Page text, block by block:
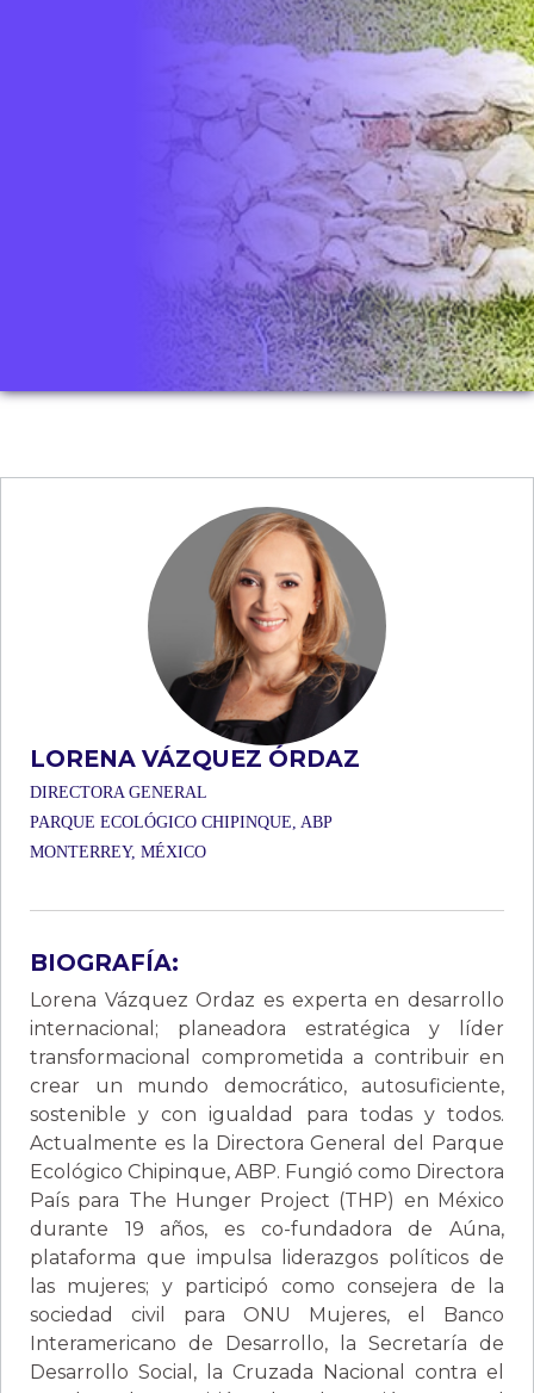
LORENA VÁZQUEZ ÓRDAZ
DIRECTORA GENERAL
PARQUE ECOLÓGICO CHIPINQUE, ABP
MONTERREY, MÉXICO
BIOGRAFÍA:
Lorena Vázquez Ordaz es experta en desarrollo
internacional; planeadora estratégica y líder
transformacional comprometida a contribuir en
crear un mundo democrático, autosuficiente,
sostenible y con igualdad para todas y todos.
Actualmente es la Directora General del Parque
Ecológico Chipinque, ABP. Fungió como Directora
País para The Hunger Project (THP) en México
durante 19 años, es co-fundadora de Aúna,
plataforma que impulsa liderazgos políticos de
las mujeres; y participó como consejera de la
sociedad civil para ONU Mujeres, el Banco
Interamericano de Desarrollo, la Secretaría de
Desarrollo Social, la Cruzada Nacional contra el